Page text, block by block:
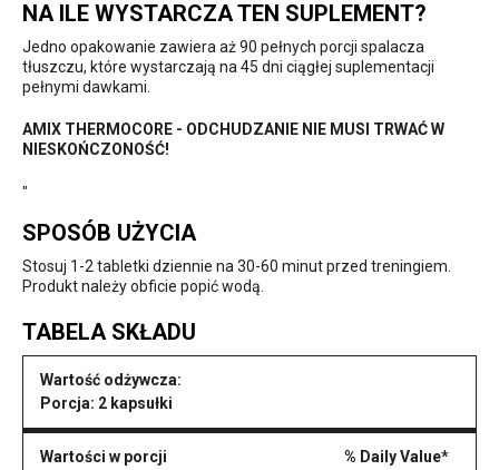
NA ILE WYSTARCZA TEN SUPLEMENT?
Jedno opakowanie zawiera aż 90 pełnych porcji spalacza
tłuszczu, które wystarczają na 45 dni ciągłej suplementacji
pełnymi dawkami.
AMIX THERMOCORE - ODCHUDZANIE NIE MUSI TRWAĆ W
NIESKOŃCZONOŚĆ!
"
SPOSÓB UŻYCIA
Stosuj 1-2 tabletki dziennie na 30-60 minut przed treningiem.
Produkt należy obficie popić wodą.
TABELA SKŁADU
Wartość odżywcza:
Porcja: 2 kapsułki
Wartości w porcji % Daily Value*